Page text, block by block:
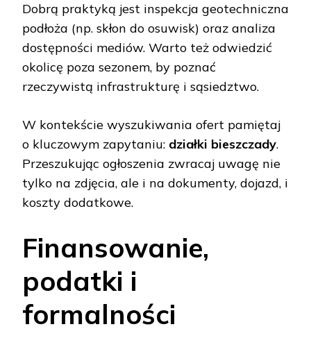
Dobrą praktyką jest inspekcja geotechniczna
podłoża (np. skłon do osuwisk) oraz analiza
dostępności mediów. Warto też odwiedzić
okolicę poza sezonem, by poznać
rzeczywistą infrastrukturę i sąsiedztwo.
W kontekście wyszukiwania ofert pamiętaj
o kluczowym zapytaniu: działki bieszczady.
Przeszukując ogłoszenia zwracaj uwagę nie
tylko na zdjęcia, ale i na dokumenty, dojazd, i
koszty dodatkowe.
Finansowanie,
podatki i
formalności